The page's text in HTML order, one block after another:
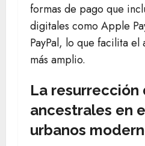
formas de pago que
digitales como Apple
PayPal, lo que facilita
más amplio.
La resurrección
ancestrales en
urbanos